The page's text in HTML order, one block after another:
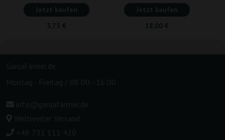
Jetzt kaufen
3,75 €
Jetzt kaufen
18,00 €
GanjaFarmer.de
Montag - Freitag / 08:00 - 16:00
info@ganjafarmer.de
Weltweiter Versand
+48 731 111 420